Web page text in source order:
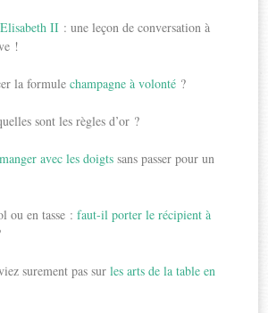
II : une leçon de conversation à
!
la formulechampagne à volonté ?
sont les règles d’or ?
manger avec les doigts sans passer pour un
ou en tasse :faut-il porter le récipient à
surement pas surles arts de la table en